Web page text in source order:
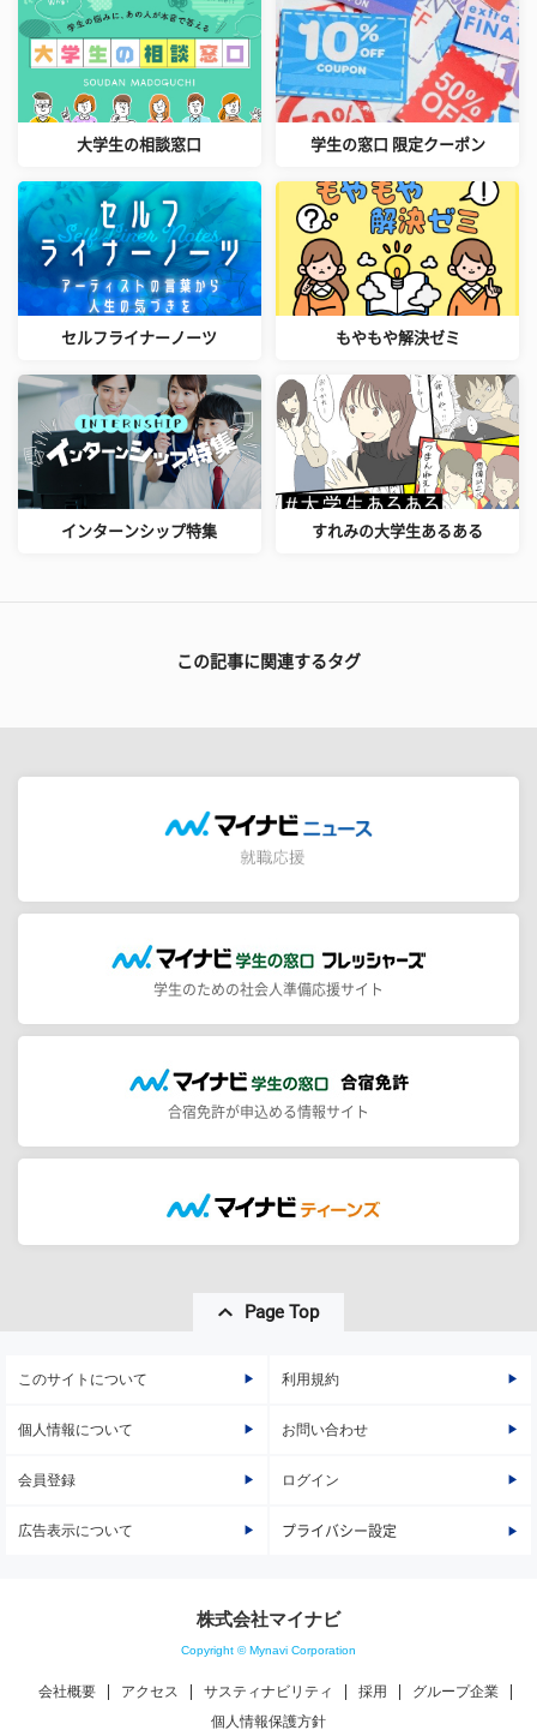
大学生の相談窓口 学生の窓口 限定クーポン
セルフライナーノーツ もやもや解決ゼミ
インターンシップ特集 すれみの大学生あるある
この記事に関連するタグ
学生のための社会人準備応援サイト
合宿免許が申込める情報サイト
Page Top
このサイトについて 利用規約
個人情報について お問い合わせ
会員登録 ログイン
広告表示について プライバシー設定
株式会社マイナビ
Copyright © Mynavi Corporation
会社概要 アクセス サスティナビリティ 採用
グループ企業
個人情報保護方針